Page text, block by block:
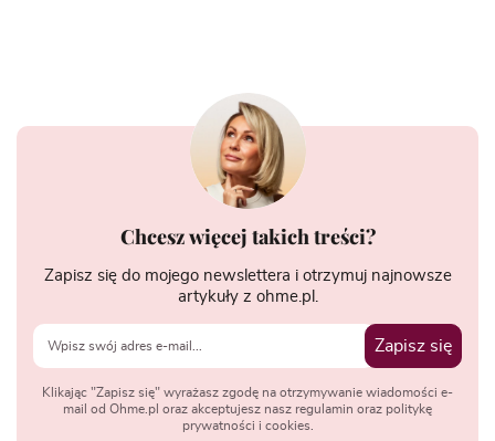
Chcesz więcej takich treści?
Zapisz się do mojego newslettera i otrzymuj najnowsze
artykuły z ohme.pl.
Zapisz się
Klikając "Zapisz się" wyrażasz zgodę na otrzymywanie wiadomości e-
mail od Ohme.pl oraz akceptujesz nasz regulamin oraz politykę
prywatności i cookies.